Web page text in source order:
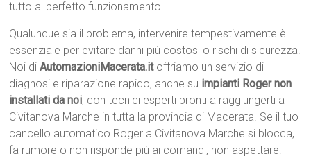
tutto al perfetto funzionamento.
Qualunque sia il problema, intervenire tempestivamente è
essenziale per evitare danni più costosi o rischi di sicurezza.
Noi diAutomazioniMacerata.itoffriamo un servizio di
diagnosi e riparazione rapido, anche su impianti Roger non
installati da noi, con tecnici esperti pronti a raggiungerti a
Civitanova Marche in tutta la provincia di Macerata. Se il tuo
cancello automatico Roger a Civitanova Marche si blocca,
fa rumore o non risponde più ai comandi, non aspettare: